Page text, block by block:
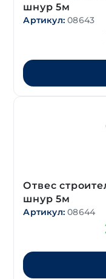
шнур 5м
Артикул: 08643
Отвес
шнур 5м
Артикул: 08644